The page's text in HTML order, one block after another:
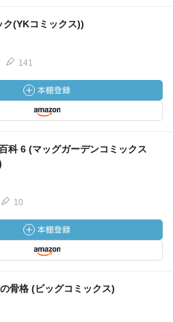
(YKコミックス))
141
科 6 (マッグガーデンコミックス
10
骨格 (ビッグコミックス)